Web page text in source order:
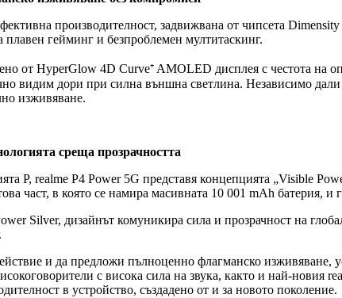
производителност, задвижвана от чипсета
гейминг и безпроблемен мултитаскинг.
от HyperGlow 4D Curve⁺ AMOLED дисплея с честота на
видим дори при силна външна светлина. Независимо
изживяване.
среща прозрачността
P, realme P4 Power 5G представя концепцията „Visible
част, в която се намира масивната 10 001 mAh батерия,
Silver, дизайнът комуникира сила и прозрачност на
и да предложи пълноценно флагманско изживяване,
с висока сила на звука, както и най-новия
в устройство, създадено от и за новото поколение.